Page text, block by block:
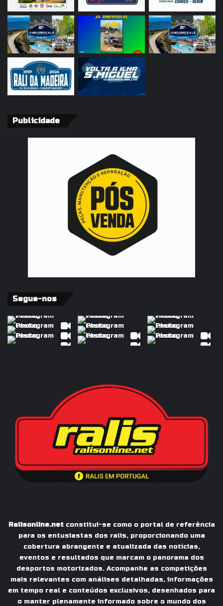
Publicidade
Segue-nos
Ralisonline.netconstitui-se como o portal de referência
para os entusiastas dos ralis, proporcionando uma
cobertura abrangente e atualizada das notícias,
eventos e resultados que marcam o panorama dos
desportos motorizados. Acompanhe as competições
mais relevantes com análises detalhadas, informações
em tempo real e conteúdos exclusivos, desenhados para
o manter plenamente informado sobre o mundo dos